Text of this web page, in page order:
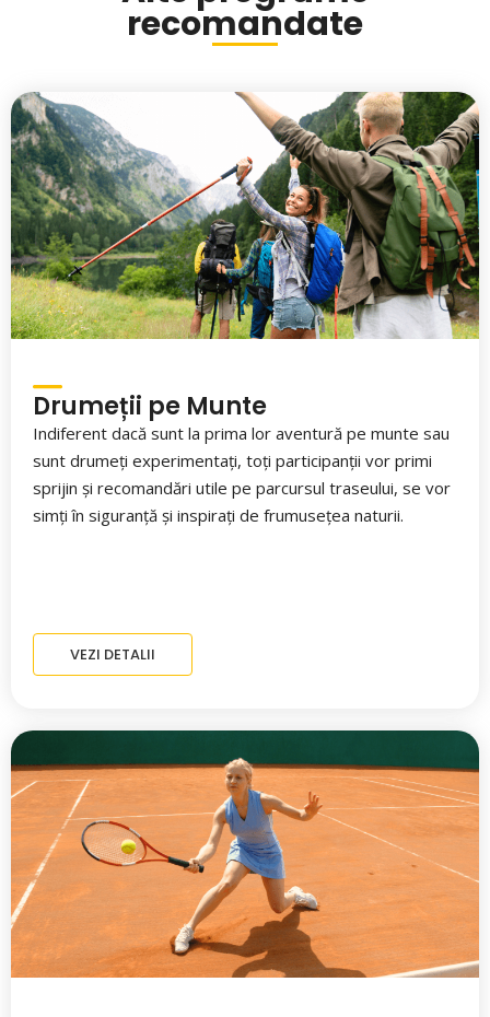
recomandate
Drumeții pe Munte
Indiferent dacă sunt la prima lor aventură pe munte sau
sunt drumeți experimentați, toți participanții vor primi
sprijin și recomandări utile pe parcursul traseului, se vor
simți în siguranță și inspirați de frumusețea naturii.
VEZI DETALII